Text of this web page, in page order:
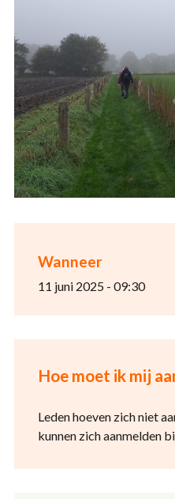
Wanneer
11 juni 2025 - 09:30
Hoe moet ik mij
Leden hoeven zich niet
kunnen zich aanmelden